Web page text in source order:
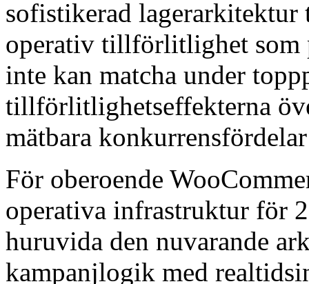
sofistikerad lagerarkitektur
operativ tillförlitlighet som
inte kan matcha under
tillförlitlighetseffekterna
mätbara
För oberoende
operativa infrastruktur för
huruvida den nuvarande
kampanjlogik med